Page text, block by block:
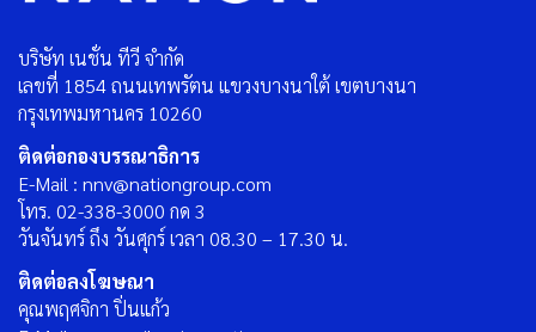
บริษัท เนชั่น ทีวี จำกัด
เลขที่ 1854 ถนนเทพรัตน แขวงบางนาใต้ เขตบางนา
กรุงเทพมหานคร 10260
ติดต่อกองบรรณาธิการ
E-Mail : nnv@nationgroup.com
โทร. 02-338-3000 กด 3
วันจันทร์ ถึง วันศุกร์ เวลา 08.30 – 17.30 น.
ติดต่อลงโฆษณา
คุณพฤศจิกา ปิ่นแก้ว